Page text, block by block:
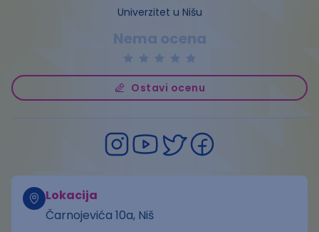
Univerzitet u Nišu
Nema ocena
Ostavi ocenu
Lokacija
Čarnojevića 10a, Niš